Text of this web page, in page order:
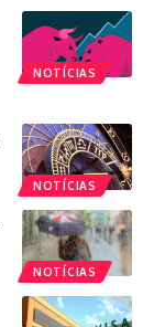
NOTÍCIAS
NOTÍCIAS
NOTÍCIAS